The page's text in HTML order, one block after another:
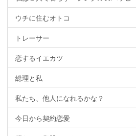
ウチに住むオトコ
トレーサー
恋するイエカツ
総理と私
私たち、他人になれるかな？
今日から契約恋愛